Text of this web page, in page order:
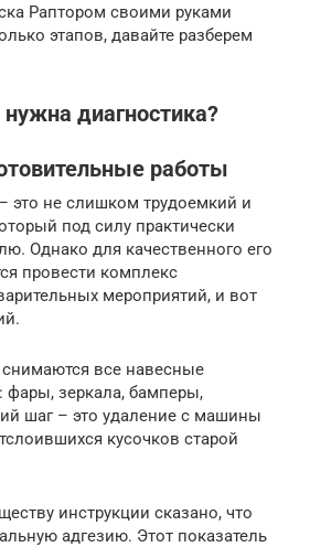
Раптором своими руками
этапов, давайте разберем
диагностика?
работы
это не слишком трудоемкий и
под силу практически
Однако для качественного его
провести комплекс
мероприятий, и вот
все навесные
зеркала, бамперы,
шаг – это удаление с машины
кусочков старой
инструкции сказано, что
адгезию. Этот показатель